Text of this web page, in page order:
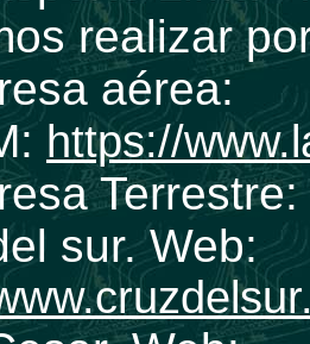
realizar
aérea:
https://
Terrestre:
sur. Web: